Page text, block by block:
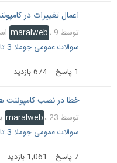
اعمال تغییرات در
توسط maralweb ، 9 اسفند 1395
سوالات عمومی جوملا 3 تا 3.9
پاسخ 674 بازدید
خطا در نصب کامپوننت ها
توسط maralweb ،23 بهمن 1395
سوالات عمومی جوملا 3 تا 3.9
پاسخ 1,061 بازدید